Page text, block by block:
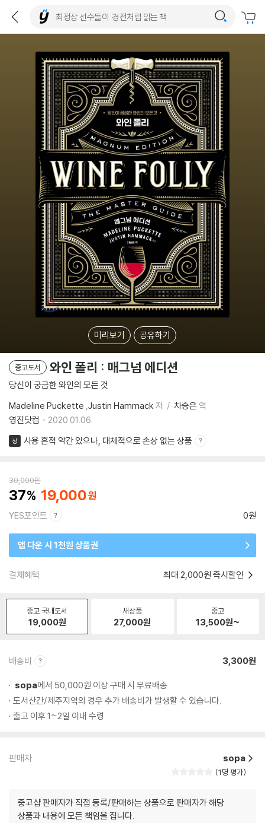
미리보기 공유하기
중고도서 와인 폴리 : 매그넘 에디션
당신이 궁금한 와인의 모든 것
Madeline Puckette ,Justin Hammack저 차승은 역
영진닷컴
2020.01.06.
상 사용 흔적 약간 있으나, 대체적으로 손상 없는 상품
30,000원
37 19,000
YES포인트 0원
앱 다운 시 1천원 상품권
결제혜택 최대 2,000원 즉시할인
중고 국내도서
19,000원
새상품
27,000원
중고
13,500원~
배송비 3,300원
sopa에서 50,000원 이상 구매 시 무료배송
도서산간/제주지역의 경우 추가 배송비가 발생할 수 있습니다.
출고 이후 1~2일 이내 수령
판매자 sopa
1명 평가
중고샵 판매자가 직접 등록/판매하는 상품으로 판매자가 해당
상품과 내용에 모든 책임을 집니다.